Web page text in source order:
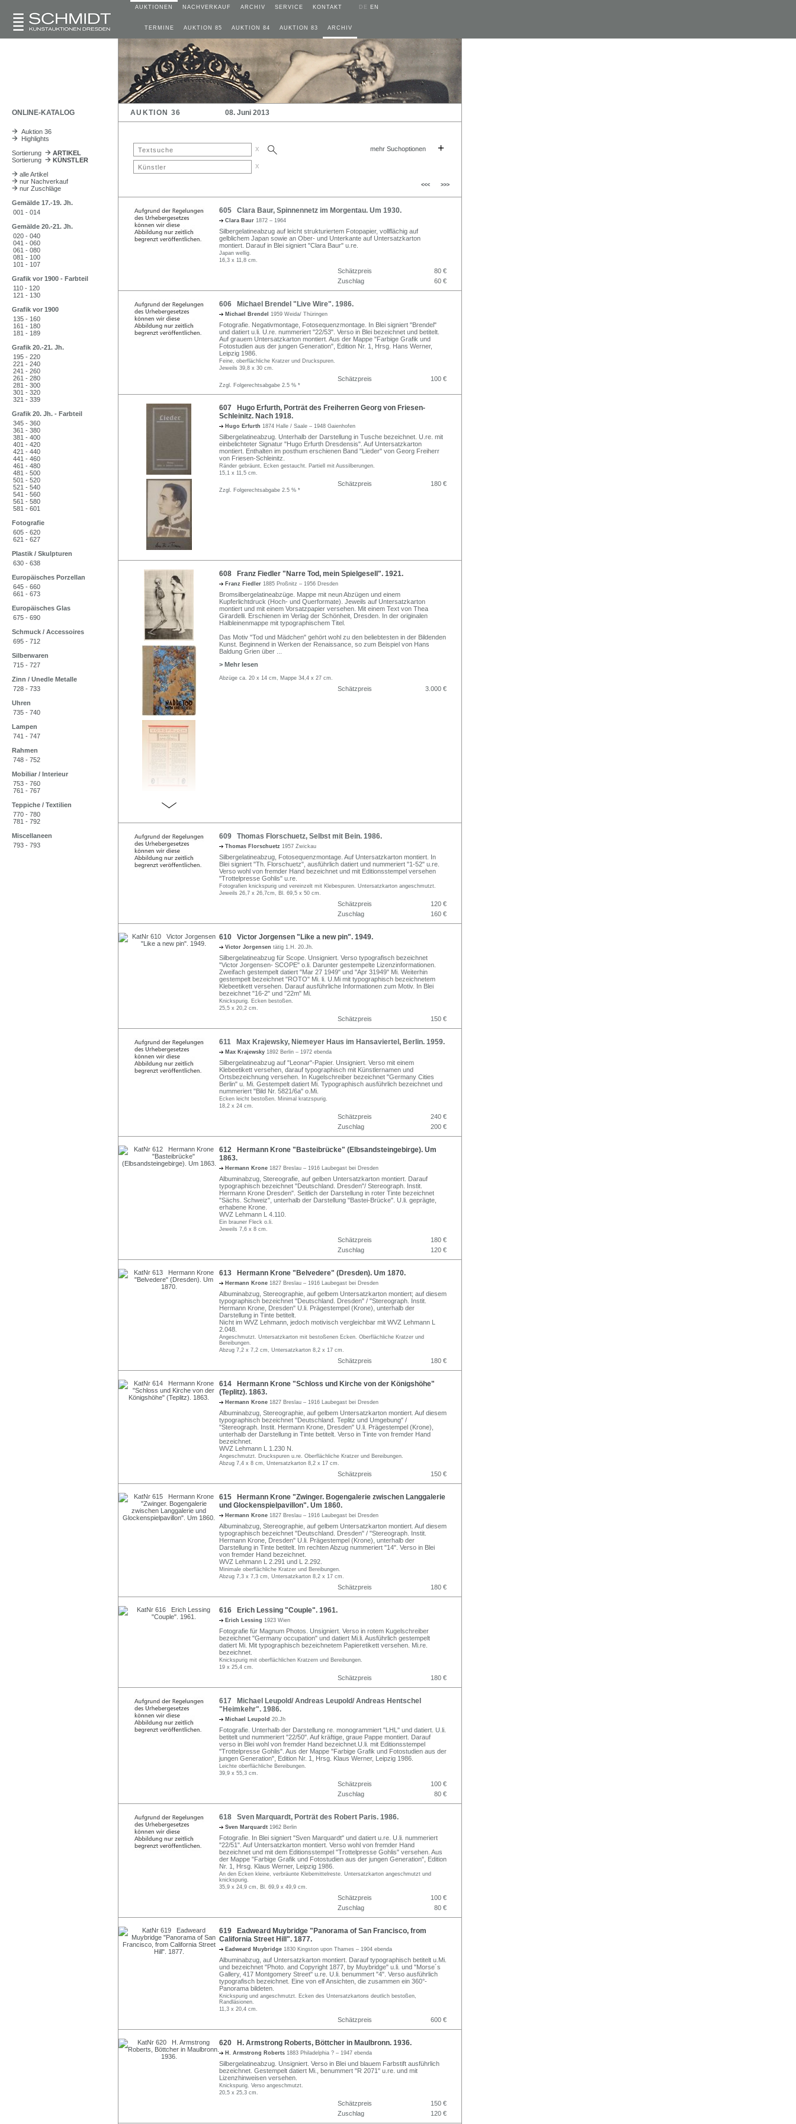
AUKTIONEN NACHVERKAUF ARCHIV SERVICE KONTAKT DE EN
TERMINE AUKTION 85 AUKTION 84 AUKTION 83 ARCHIV
ONLINE-KATALOG AUKTION 36 08. Juni 2013
Auktion 36
Highlights
Sortierung
ARTIKEL
Sortierung
KÜNSTLER
alle Artikel
nur Nachverkauf
nur Zuschläge
Gemälde 17.-19. Jh.
001 - 014
Gemälde 20.-21. Jh.
020 - 040
041 - 060
061 - 080
081 - 100
101 - 107
Grafik vor 1900 - Farbteil
110 - 120
121 - 130
Grafik vor 1900
135 - 160
161 - 180
181 - 189
Grafik 20.-21. Jh.
195 - 220
221 - 240
241 - 260
261 - 280
281 - 300
301 - 320
321 - 339
Grafik 20. Jh. - Farbteil
345 - 360
361 - 380
381 - 400
401 - 420
421 - 440
441 - 460
461 - 480
481 - 500
501 - 520
521 - 540
541 - 560
561 - 580
581 - 601
Fotografie
605 - 620
621 - 627
Plastik / Skulpturen
630 - 638
Europäisches Porzellan
645 - 660
661 - 673
Europäisches Glas
675 - 690
Schmuck / Accessoires
695 - 712
Silberwaren
715 - 727
Zinn / Unedle Metalle
728 - 733
Uhren
735 - 740
Lampen
741 - 747
Rahmen
748 - 752
Mobiliar / Interieur
753 - 760
761 - 767
Teppiche / Textilien
770 - 780
781 - 792
Miscellaneen
793 - 793
x mehr Suchoptionen +
x
<<< >>>
605 Clara Baur, Spinnennetz im Morgentau. Um 1930.
Clara Baur 1872 – 1964
Silbergelatineabzug auf leicht strukturiertem Fotopapier, vollflächig auf
gelblichem Japan sowie an Ober- und Unterkante auf Untersatzkarton
montiert. Darauf in Blei signiert "Clara Baur" u.re.
Japan wellig.
16,3 x 11,8 cm.
Schätzpreis
80 €
Zuschlag
60 €
606 Michael Brendel "Live Wire". 1986.
Michael Brendel 1959 Weida/ Thüringen
Fotografie. Negativmontage, Fotosequenzmontage. In Blei signiert "Brendel"
und datiert u.li. U.re. nummeriert "22/53". Verso in Blei bezeichnet und betitelt.
Auf grauem Untersatzkarton montiert. Aus der Mappe "Farbige Grafik und
Fotostudien aus der jungen Generation", Edition Nr. 1, Hrsg. Hans Werner,
Leipzig 1986.
Feine, oberflächliche Kratzer und Druckspuren.
Jeweils 39,8 x 30 cm.
Schätzpreis 100 €
Zzgl. Folgerechtsabgabe 2.5 % *
607 Hugo Erfurth, Porträt des Freiherren Georg von Friesen-
Schleinitz. Nach 1918.
Hugo Erfurth 1874 Halle / Saale – 1948 Gaienhofen
Silbergelatineabzug. Unterhalb der Darstellung in Tusche bezeichnet. U.re. mit
einbelichteter Signatur "Hugo Erfurth Dresdensis". Auf Untersatzkarton
montiert. Enthalten im posthum erschienen Band "Lieder" von Georg Freiherr
von Friesen-Schleinitz.
Ränder gebräunt, Ecken gestaucht. Partiell mit Aussilberungen.
15,1 x 11,5 cm.
Schätzpreis 180 €
Zzgl. Folgerechtsabgabe 2.5 % *
608 Franz Fiedler "Narre Tod, mein Spielgesell". 1921.
Franz Fiedler 1885 Proßnitz – 1956 Dresden
Bromsilbergelatineabzüge. Mappe mit neun Abzügen und einem
Kupferlichtdruck (Hoch- und Querformate). Jeweils auf Untersatzkarton
montiert und mit einem Vorsatzpapier versehen. Mit einem Text von Thea
Girardelli. Erschienen im Verlag der Schönheit, Dresden. In der originalen
Halbleinenmappe mit typographischem Titel.
Das Motiv "Tod und Mädchen" gehört wohl zu den beliebtesten in der Bildenden
Kunst. Beginnend in Werken der Renaissance, so zum Beispiel von Hans
Baldung Grien über
> Mehr lesen
Abzüge ca. 20 x 14 cm, Mappe 34,4 x 27 cm.
Schätzpreis 3.000 €
609 Thomas Florschuetz, Selbst mit Bein. 1986.
Thomas Florschuetz 1957 Zwickau
Silbergelatineabzug, Fotosequenzmontage. Auf Untersatzkarton montiert. In
Blei signiert "Th. Florschuetz", ausführlich datiert und nummeriert "1-52" u.re.
Verso wohl von fremder Hand bezeichnet und mit Editionsstempel versehen
"Trottelpresse Gohlis" u.re.
Fotografien knickspurig und vereinzelt mit Klebespuren. Untersatzkarton angeschmutzt.
Jeweils 26,7 x 26,7cm, Bl. 69,5 x 50 cm.
Schätzpreis
120 €
Zuschlag
160 €
610 Victor Jorgensen "Like a new pin". 1949.
Victor Jorgensen tätig 1.H. 20.Jh.
Silbergelatineabzug für Scope. Unsigniert. Verso typografisch bezeichnet
"Victor Jorgensen- SCOPE" o.li. Darunter gestempelte Lizenzinformationen.
Zweifach gestempelt datiert "Mar 27 1949" und "Apr 31949" Mi. Weiterhin
gestempelt bezeichnet "ROTO" Mi. li. U.Mi mit typographisch bezeichnetem
Klebeetikett versehen. Darauf ausführliche Informationen zum Motiv. In Blei
bezeichnet "16-2" und "22m" Mi.
Knickspurig. Ecken bestoßen.
25,5 x 20,2 cm.
Schätzpreis 150 €
611 Max Krajewsky, Niemeyer Haus im Hansaviertel, Berlin. 1959.
Max Krajewsky 1892 Berlin – 1972 ebenda
Silbergelatineabzug auf "Leonar"-Papier. Unsigniert. Verso mit einem
Klebeetikett versehen, darauf typographisch mit Künstlernamen und
Ortsbezeichnung versehen. In Kugelschreiber bezeichnet "Germany Cities
Berlin" u. Mi. Gestempelt datiert Mi. Typographisch ausführlich bezeichnet und
nummeriert "Bild Nr. 5821/6a" o.Mi.
Ecken leicht bestoßen. Minimal kratzspurig.
18,2 x 24 cm.
Schätzpreis
240 €
Zuschlag
200 €
612 Hermann Krone "Basteibrücke" (Elbsandsteingebirge). Um
1863.
Hermann Krone 1827 Breslau – 1916 Laubegast bei Dresden
Albuminabzug, Stereografie, auf gelben Untersatzkarton montiert. Darauf
typographisch bezeichnet "Deutschland. Dresden"/ Stereograph. Instit.
Hermann Krone Dresden". Seitlich der Darstellung in roter Tinte bezeichnet
"Sächs. Schweiz", unterhalb der Darstellung "Bastei-Brücke". U.li. geprägte,
erhabene Krone.
WVZ Lehmann L 4.110.
Ein brauner Fleck o.li.
Jeweils 7,6 x 8 cm.
Schätzpreis
180 €
Zuschlag
120 €
613 Hermann Krone "Belvedere" (Dresden). Um 1870.
Hermann Krone 1827 Breslau – 1916 Laubegast bei Dresden
Albuminabzug, Stereographie, auf gelbem Untersatzkarton montiert; auf diesem
typographisch bezeichnet "Deutschland. Dresden" / "Stereograph. Instit.
Hermann Krone, Dresden" U.li. Prägestempel (Krone), unterhalb der
Darstellung in Tinte betitelt.
Nicht im WVZ Lehmann, jedoch motivisch vergleichbar mit WVZ Lehmann L
2.048.
Angeschmutzt. Untersatzkarton mit bestoßenen Ecken. Oberflächliche Kratzer und
Bereibungen.
Abzug 7,2 x 7,2 cm, Untersatzkarton 8,2 x 17 cm.
Schätzpreis 180 €
614 Hermann Krone "Schloss und Kirche von der Königshöhe"
(Teplitz). 1863.
Hermann Krone 1827 Breslau – 1916 Laubegast bei Dresden
Albuminabzug, Stereographie, auf gelbem Untersatzkarton montiert. Auf diesem
typographisch bezeichnet "Deutschland. Teplitz und Umgebung" /
"Stereograph. Instit. Hermann Krone, Dresden" U.li. Prägestempel (Krone),
unterhalb der Darstellung in Tinte betitelt. Verso in Tinte von fremder Hand
bezeichnet.
WVZ Lehmann L 1.230 N.
Angeschmutzt. Druckspuren u.re. Oberflächliche Kratzer und Bereibungen.
Abzug 7,4 x 8 cm, Untersatzkarton 8,2 x 17 cm.
Schätzpreis 150 €
615 Hermann Krone "Zwinger. Bogengalerie zwischen Langgalerie
und Glockenspielpavillon". Um 1860.
Hermann Krone 1827 Breslau – 1916 Laubegast bei Dresden
Albuminabzug, Stereographie, auf gelbem Untersatzkarton montiert. Auf diesem
typographisch bezeichnet "Deutschland. Dresden" / "Stereograph. Instit.
Hermann Krone, Dresden" U.li. Prägestempel (Krone), unterhalb der
Darstellung in Tinte betitelt. Im rechten Abzug nummeriert "14". Verso in Blei
von fremder Hand bezeichnet.
WVZ Lehmann L 2.291 und L 2.292.
Minimale oberflächliche Kratzer und Bereibungen.
Abzug 7,3 x 7,3 cm, Untersatzkarton 8,2 x 17 cm.
Schätzpreis 180 €
616 Erich Lessing "Couple". 1961.
Erich Lessing 1923 Wien
Fotografie für Magnum Photos. Unsigniert. Verso in rotem Kugelschreiber
bezeichnet "Germany occupation" und datiert Mi.li. Ausführlich gestempelt
datiert Mi. Mit typographisch bezeichnetem Papieretikett versehen. Mi.re.
bezeichnet.
Knickspurig mit oberflächlichen Kratzern und Bereibungen.
19 x 25,4 cm.
Schätzpreis 180 €
617 Michael Leupold/ Andreas Leupold/ Andreas Hentschel
"Heimkehr". 1986.
Michael Leupold 20.Jh
Fotografie. Unterhalb der Darstellung re. monogrammiert "LHL" und datiert. U.li.
betitelt und nummeriert "22/50". Auf kräftige, graue Pappe montiert. Darauf
verso in Blei wohl von fremder Hand bezeichnet.U.li. mit Editionsstempel
"Trottelpresse Gohlis". Aus der Mappe "Farbige Grafik und Fotostudien aus der
jungen Generation", Edition Nr. 1, Hrsg. Klaus Werner, Leipzig 1986.
Leichte oberflächliche Bereibungen.
39,9 x 55,3 cm.
Schätzpreis
100 €
Zuschlag
80 €
618 Sven Marquardt, Porträt des Robert Paris. 1986.
Sven Marquardt 1962 Berlin
Fotografie. In Blei signiert "Sven Marquardt" und datiert u.re. U.li. nummeriert
"22/51". Auf Untersatzkarton montiert. Verso wohl von fremder Hand
bezeichnet und mit dem Editionsstempel "Trottelpresse Gohlis" versehen. Aus
der Mappe "Farbige Grafik und Fotostudien aus der jungen Generation", Edition
Nr. 1, Hrsg. Klaus Werner, Leipzig 1986.
An den Ecken kleine, verbräunte Klebemittelreste. Untersatzkarton angeschmutzt und
knickspurig.
35,9 x 24,9 cm, Bl. 69,9 x 49,9 cm.
Schätzpreis
100 €
Zuschlag
80 €
619 Eadweard Muybridge "Panorama of San Francisco, from
California Street Hill". 1877.
Eadweard Muybridge 1830 Kingston upon Thames – 1904 ebenda
Albuminabzug, auf Untersatzkarton montiert. Darauf typographisch betitelt u.Mi.
und bezeichnet "Photo. and Copyright 1877, by Muybridge" u.li. und "Morse´s
Gallery, 417 Montgomery Street" u.re. U.li. benummert "4". Verso ausführlich
typografisch bezeichnet. Eine von elf Ansichten, die zusammen ein 360°-
Panorama bildeten.
Knickspurig und angeschmutzt. Ecken des Untersatzkartons deutlich bestoßen,
Randläsionen.
11,3 x 20,4 cm.
Schätzpreis 600 €
620 H. Armstrong Roberts, Böttcher in Maulbronn. 1936.
H. Armstrong Roberts 1883 Philadelphia ? – 1947 ebenda
Silbergelatineabzug. Unsigniert. Verso in Blei und blauem Farbstift ausführlich
bezeichnet. Gestempelt datiert Mi., benummert "R 2071" u.re. und mit
Lizenzhinweisen versehen.
Knickspurig. Verso angeschmutzt.
20,5 x 25,3 cm.
Schätzpreis
150 €
Zuschlag
120 €